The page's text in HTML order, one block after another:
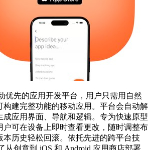
优先的应用开发平台，用户只需用自然
构建完整功能的移动应用。平台会自动解
成应用界面、导航和逻辑。专为快速原型
户可在设备上即时查看更改，随时调整布
本历史轻松回滚。依托先进的跨平台技
从创意到 iOS 和 Android 应用商店部署